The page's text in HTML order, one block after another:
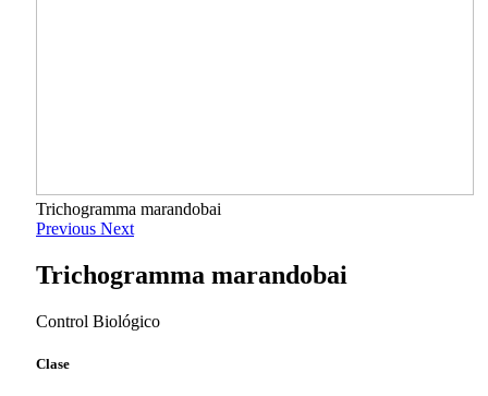
Trichogramma marandobai
Previous Next
Trichogramma marandobai
Control Biológico
Clase